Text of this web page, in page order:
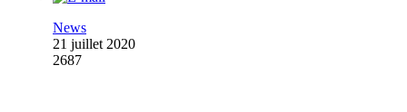
News
21 juillet 2020
2687